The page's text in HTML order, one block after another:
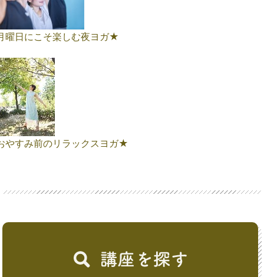
曜日にこそ楽しむ夜ヨガ★
やすみ前のリラックスヨガ★